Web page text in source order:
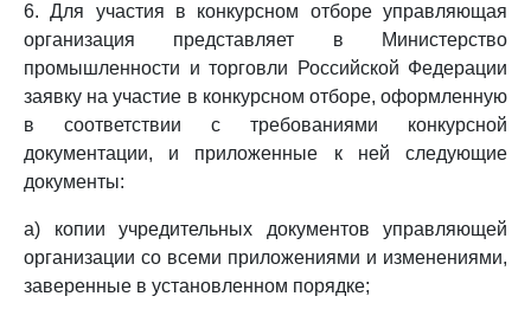
6. Для участия в конкурсном отборе управляющая
организация представляет в Министерство
промышленности и торговли Российской Федерации
заявку на участие в конкурсном отборе, оформленную
в соответствии с требованиями конкурсной
документации, и приложенные к ней следующие
документы:
а) копии учредительных документов управляющей
организации со всеми приложениями и изменениями,
заверенные в установленном порядке;